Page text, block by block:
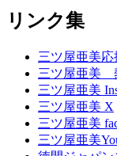
リンク集
三ツ屋亜美応
三ツ屋亜美
三ツ屋亜美
三ツ屋亜美 X
三ツ屋亜美
三ツ屋亜美